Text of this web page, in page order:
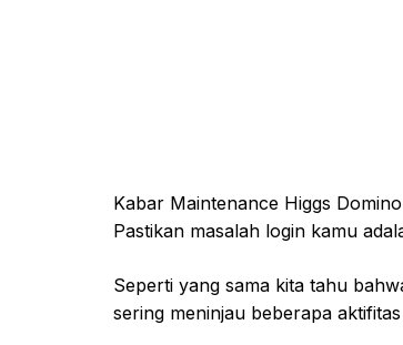
Kabar Maintenance Higgs
Pastikan masalah login kamu
Seperti yang sama kita tahu
sering meninjau beberapa